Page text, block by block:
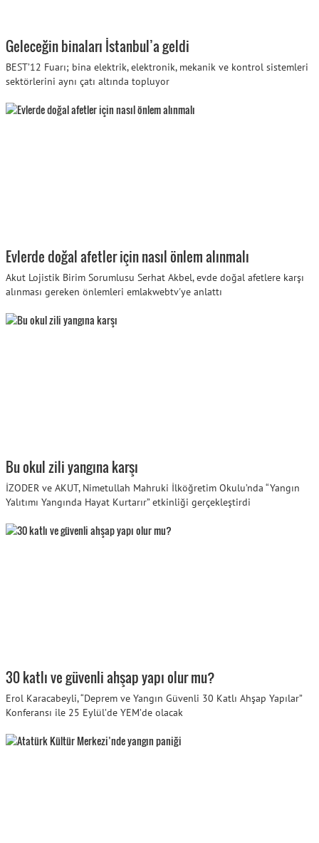
Geleceğin binaları İstanbul’a geldi
BEST’12 Fuarı; bina elektrik, elektronik, mekanik ve kontrol sistemleri
sektörlerini aynı çatı altında topluyor
Evlerde doğal afetler için nasıl önlem alınmalı
Akut Lojistik Birim Sorumlusu Serhat Akbel, evde doğal afetlere karşı
alınması gereken önlemleri emlakwebtv'ye anlattı
Bu okul zili yangına karşı
İZODER ve AKUT, Nimetullah Mahruki İlköğretim Okulu’nda “Yangın
Yalıtımı Yangında Hayat Kurtarır” etkinliği gerçekleştirdi
30 katlı ve güvenli ahşap yapı olur mu?
Erol Karacabeyli, “Deprem ve Yangın Güvenli 30 Katlı Ahşap Yapılar”
Konferansı ile 25 Eylül’de YEM’de olacak